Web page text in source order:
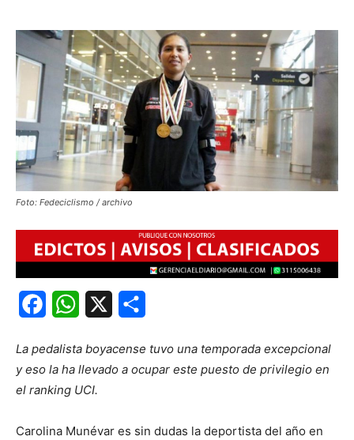
Foto: Fedeciclismo / archivo
FacebookWhatsApp
La pedalista boyacense tuvo una temporada excepcional
y eso la ha llevado a ocupar este puesto de privilegio en
el ranking UCI.
Carolina Munévar es sin dudas la deportista del año en